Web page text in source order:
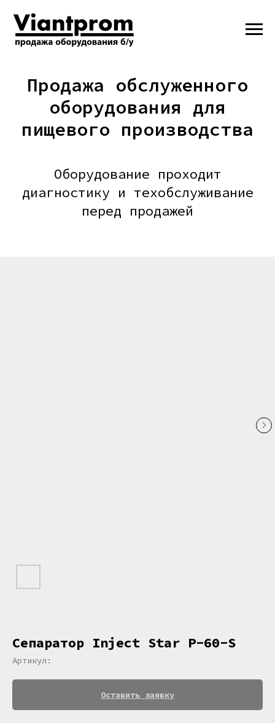
Продажа обслуженного
оборудования для
пищевого производства
Оборудование проходит
диагностику и техобслуживание
перед продажей
Сепаратор Inject Star P-60-S
Артикул:
Оставить заявку